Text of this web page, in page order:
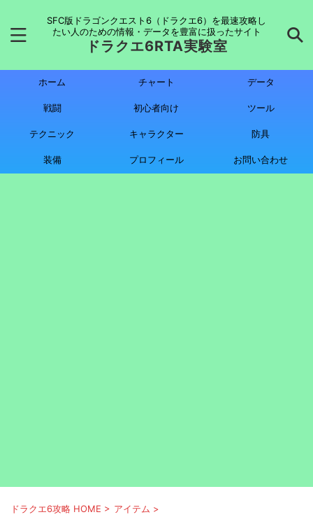
SFC版ドラゴンクエスト6（ドラクエ6）を最速攻略し
たい人のための情報・データを豊富に扱ったサイト
ドラクエ6RTA実験室
ホーム チャート データ
戦闘 初心者向け ツール
テクニック キャラクター 防具
装備 プロフィール お問い合わせ
ドラクエ6攻略 HOME > アイテム >